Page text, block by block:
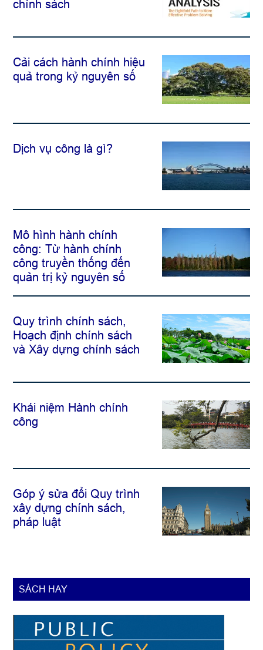
chính sách
Cải cách hành chính hiệu
quả trong kỷ nguyên số
Dịch vụ công là gì?
Mô hình hành chính
công: Từ hành chính
công truyền thống đến
quản trị kỷ nguyên số
Quy trình chính sách,
Hoạch định chính sách
và Xây dựng chính sách
Khái niệm Hành chính
công
Góp ý sửa đổi Quy trình
xây dựng chính sách,
pháp luật
SÁCH HAY